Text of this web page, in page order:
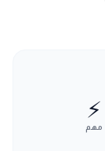
⚡
مهم